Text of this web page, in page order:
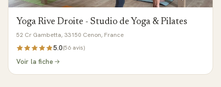
Yoga Rive Droite - Studio de Yoga & Pilates
52 Cr Gambetta, 33150 Cenon, France
5.0(56 avis)
Voir la fiche